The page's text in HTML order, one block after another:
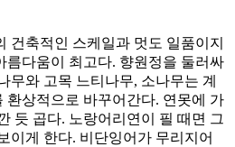
건축적인 스케일과 멋도 일품이지
름다움이 최고다. 향원정을 둘러싸
무와 고목 느티나무, 소나무는 계
환상적으로 바꾸어간다. 연못에 가
듯 곱다. 노랑어리연이 필 때면 그
이게 한다. 비단잉어가 무리지어